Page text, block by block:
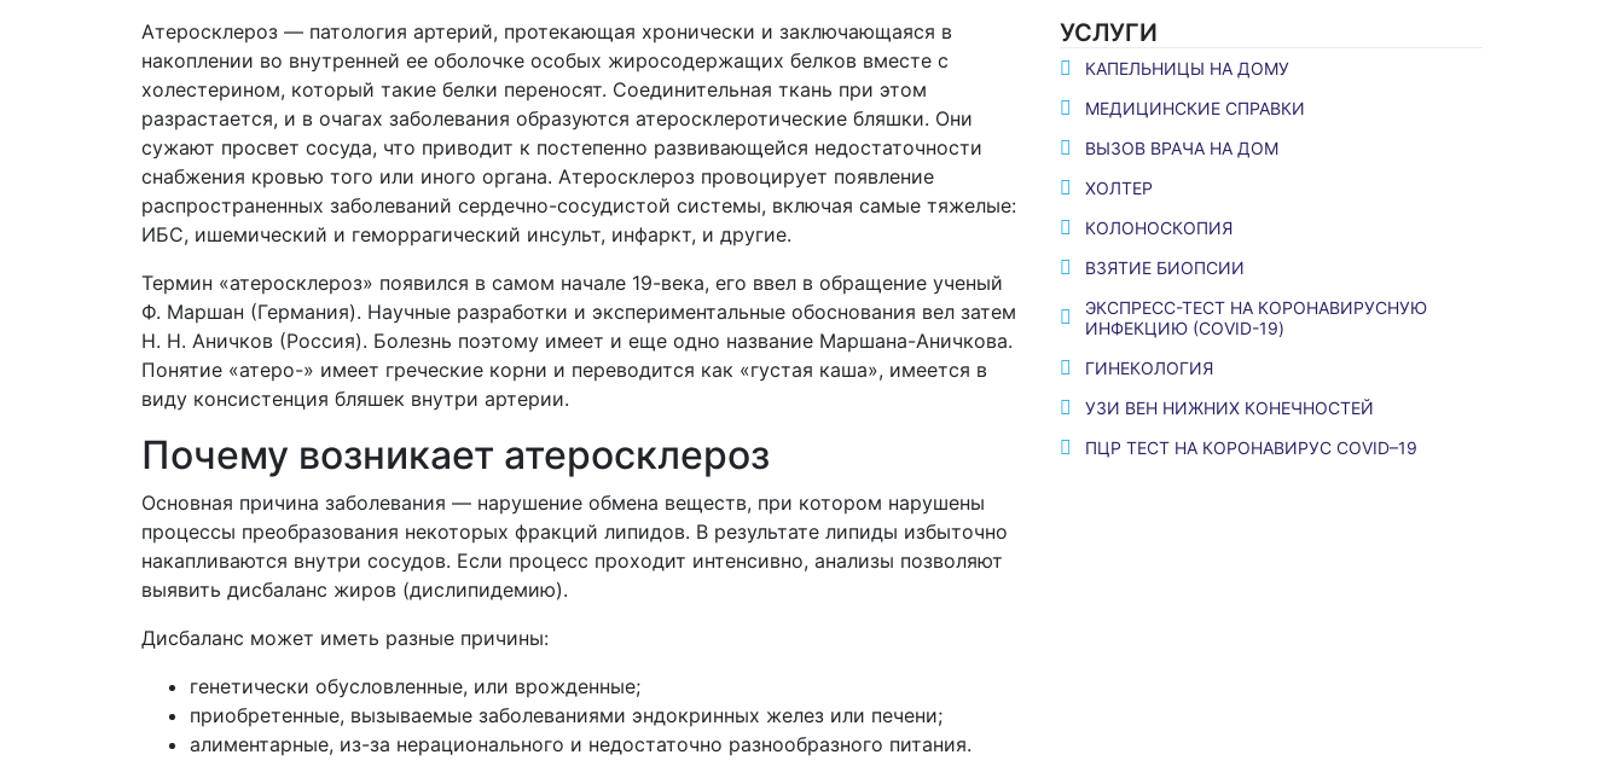
Атеросклероз — патология артерий, протекающая хронически и заключающаяся в
накоплении во внутренней ее оболочке особых жиросодержащих белков вместе с
холестерином, который такие белки переносят. Соединительная ткань при этом
разрастается, и в очагах заболевания образуются атеросклеротические бляшки. Они
сужают просвет сосуда, что приводит к постепенно развивающейся недостаточности
снабжения кровью того или иного органа. Атеросклероз провоцирует появление
распространенных заболеваний сердечно-сосудистой системы, включая самые тяжелые:
ИБС, ишемический и геморрагический инсульт, инфаркт, и другие.
Термин «атеросклероз» появился в самом начале 19-века, его ввел в обращение ученый
Ф. Маршан (Германия). Научные разработки и экспериментальные обоснования вел затем
Н. Н. Аничков (Россия). Болезнь поэтому имеет и еще одно название Маршана-Аничкова.
Понятие «атеро-» имеет греческие корни и переводится как «густая каша», имеется в
виду консистенция бляшек внутри артерии.
Почему возникает атеросклероз
Основная причина заболевания — нарушение обмена веществ, при котором нарушены
процессы преобразования некоторых фракций липидов. В результате липиды избыточно
накапливаются внутри сосудов. Если процесс проходит интенсивно, анализы позволяют
выявить дисбаланс жиров (дислипидемию).
Дисбаланс может иметь разные причины:
генетически обусловленные, или врожденные;
приобретенные, вызываемые заболеваниями эндокринных желез или печени;
алиментарные, из-за нерационального и недостаточно разнообразного питания.
УСЛУГИ
КАПЕЛЬНИЦЫ НА ДОМУ
МЕДИЦИНСКИЕ СПРАВКИ
ВЫЗОВ ВРАЧА НА ДОМ
ХОЛТЕР
КОЛОНОСКОПИЯ
ВЗЯТИЕ БИОПСИИ
ЭКСПРЕСС-ТЕСТ НА КОРОНАВИРУСНУЮ
ИНФЕКЦИЮ (COVID-19)
ГИНЕКОЛОГИЯ
УЗИ ВЕН НИЖНИХ КОНЕЧНОСТЕЙ
ПЦР ТЕСТ НА КОРОНАВИРУС COVID–19